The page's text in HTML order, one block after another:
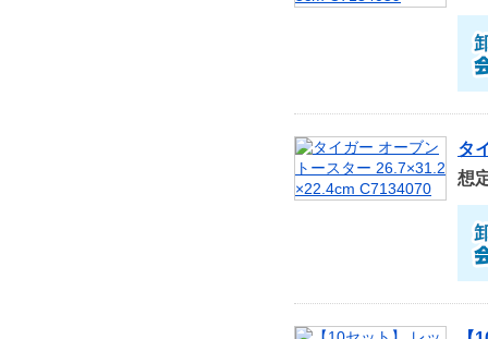
タ
想